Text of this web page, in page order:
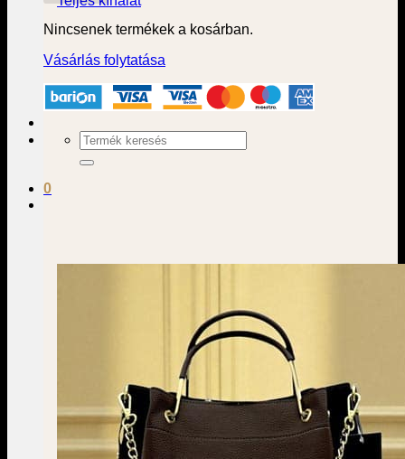
Nincsenek termékek a kosárban.
Vásárlás folytatása
Keresés
a
következőre:
0